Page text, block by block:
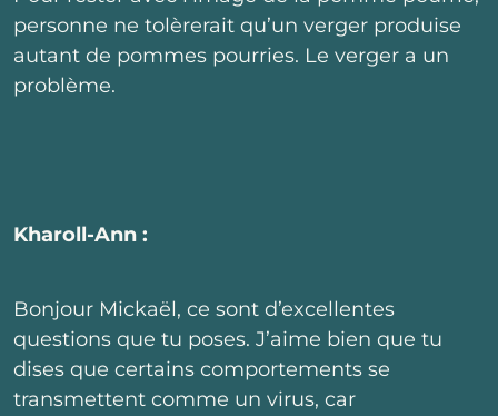
personne ne tolèrerait qu’un verger produise
autant de pommes pourries. Le verger a un
problème.
Kharoll-Ann :
Bonjour Mickaël, ce sont d’excellentes
questions que tu poses. J’aime bien que tu
dises que certains comportements se
transmettent comme un virus, car